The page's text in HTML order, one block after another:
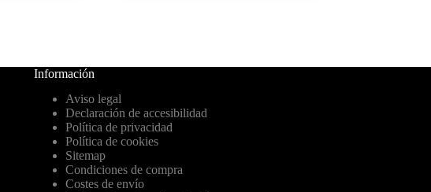
Información
Aviso legal
Declaración de accesibilidad
Política de privacidad
Política de cookies
Sitemap
Condiciones de compra
Costes de envío